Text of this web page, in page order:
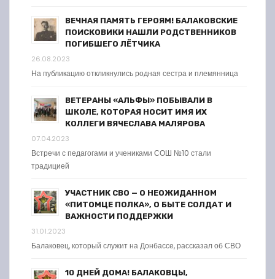
ВЕЧНАЯ ПАМЯТЬ ГЕРОЯМ! БАЛАКОВСКИЕ
ПОИСКОВИКИ НАШЛИ РОДСТВЕННИКОВ
ПОГИБШЕГО ЛЁТЧИКА
26.08.2023
На публикацию откликнулись родная сестра и племянница
ВЕТЕРАНЫ «АЛЬФЫ» ПОБЫВАЛИ В
ШКОЛЕ, КОТОРАЯ НОСИТ ИМЯ ИХ
КОЛЛЕГИ ВЯЧЕСЛАВА МАЛЯРОВА
07.04.2023
Встречи с педагогами и учениками СОШ №10 стали
традицией
УЧАСТНИК СВО — О НЕОЖИДАННОМ
«ПИТОМЦЕ ПОЛКА», О БЫТЕ СОЛДАТ И
ВАЖНОСТИ ПОДДЕРЖКИ
31.01.2023
Балаковец, который служит на Донбассе, рассказал об СВО
10 ДНЕЙ ДОМА! БАЛАКОВЦЫ,